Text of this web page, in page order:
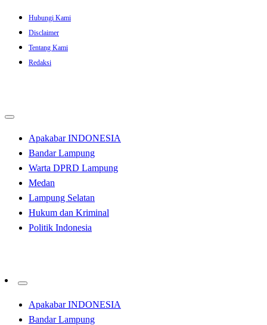
Skip
content
Hubungi Kami
Disclaimer
Tentang Kami
Redaksi
Apakabar INDONESIA
Bandar Lampung
Warta DPRD Lampung
Medan
Lampung Selatan
Hukum dan Kriminal
Politik Indonesia
Apakabar INDONESIA
Bandar Lampung